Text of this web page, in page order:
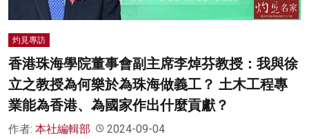
灼見專訪
香港珠海學院董事會副主席李焯芬教授：我與徐
立之教授為何樂於為珠海做義工？ 土木工程專
業能為香港、為國家作出什麼貢獻？
作者: 本社編輯部 2024-09-04